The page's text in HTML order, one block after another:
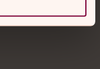
chatta anonymt